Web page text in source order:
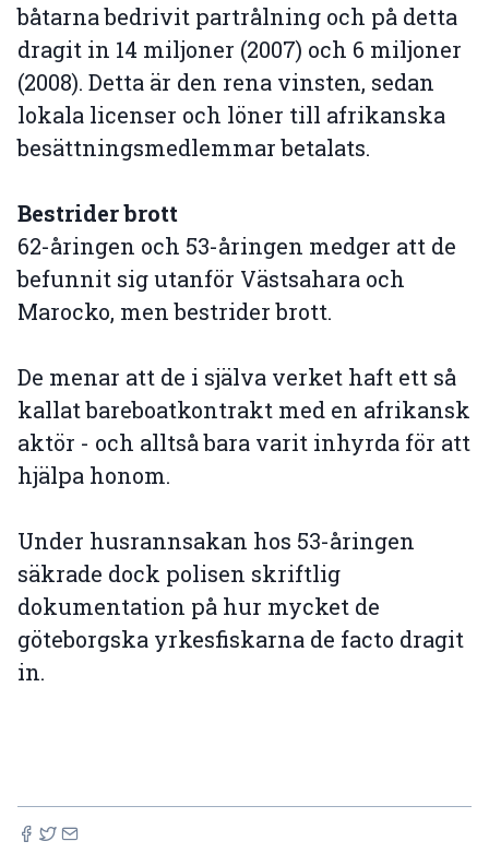
båtarna bedrivit partrålning och på detta
dragit in 14 miljoner (2007) och 6 miljoner
(2008). Detta är den rena vinsten, sedan
lokala licenser och löner till afrikanska
besättningsmedlemmar betalats.
Bestrider brott
62-åringen och 53-åringen medger att de
befunnit sig utanför Västsahara och
Marocko, men bestrider brott.
De menar att de i själva verket haft ett så
kallat bareboatkontrakt med en afrikansk
aktör - och alltså bara varit inhyrda för att
hjälpa honom.
Under husrannsakan hos 53-åringen
säkrade dock polisen skriftlig
dokumentation på hur mycket de
göteborgska yrkesfiskarna de facto dragit
in.